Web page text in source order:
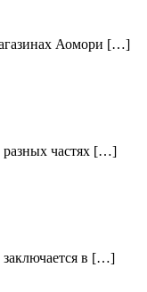
Аомори […]
разных частях […]
заключается в […]